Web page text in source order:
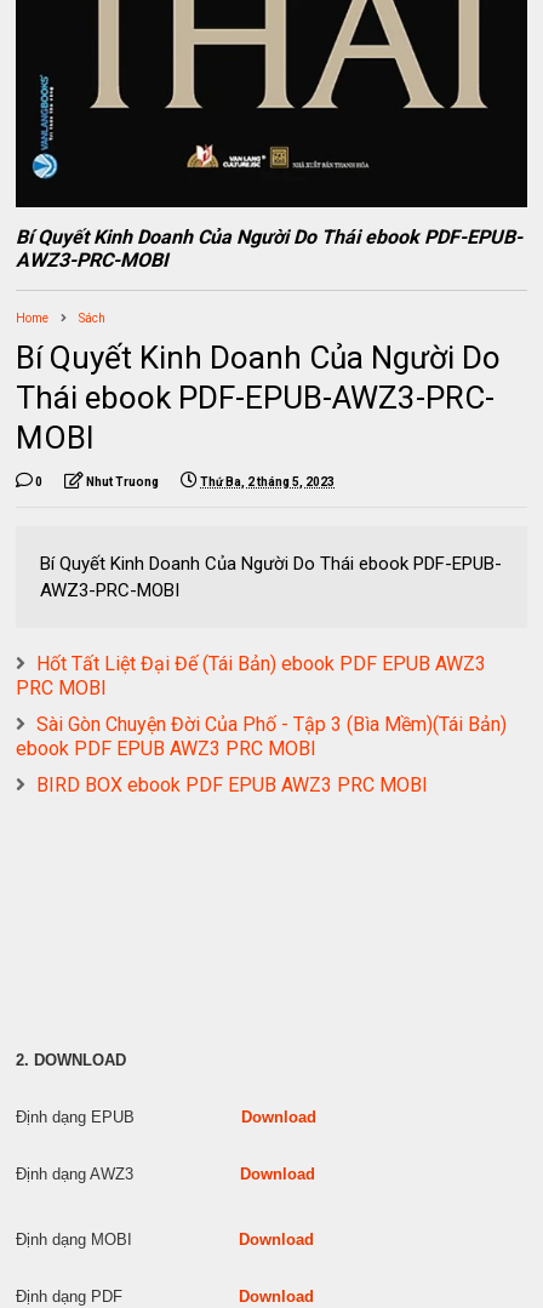
Bí Quyết Kinh Doanh Của Người Do Thái ebook PDF-EPUB-
AWZ3-PRC-MOBI
Home Sách
Bí Quyết Kinh Doanh Của Người Do
Thái ebook PDF-EPUB-AWZ3-PRC-
MOBI
0 Nhut Truong Thứ Ba, 2 tháng 5, 2023
Bí Quyết Kinh Doanh Của Người Do Thái ebook PDF-EPUB-
AWZ3-PRC-MOBI
Hốt Tất Liệt Đại Đế (Tái Bản) ebook PDF EPUB AWZ3
PRC MOBI
Sài Gòn Chuyện Đời Của Phố - Tập 3 (Bìa Mềm)(Tái Bản)
ebook PDF EPUB AWZ3 PRC MOBI
BIRD BOX ebook PDF EPUB AWZ3 PRC MOBI
2. DOWNLOAD
Định dạng EPUB Download
Định dạng AWZ3 Download
Định dạng MOBI Download
Định dạng PDF Download